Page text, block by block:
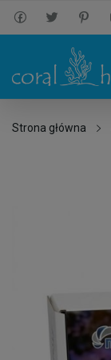
Strona główna